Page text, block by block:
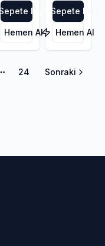
Sepete Ekle
Hemen Al
Sepete Ekle
Hemen Al
Daha fazla sayfa
24 Sonraki